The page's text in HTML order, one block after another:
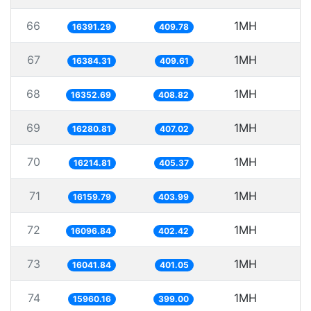
66 16391.29 409.78 1MH
67 16384.31 409.61 1MH
68 16352.69 408.82 1MH
69 16280.81 407.02 1MH
70 16214.81 405.37 1MH
71 16159.79 403.99 1MH
72 16096.84 402.42 1MH
73 16041.84 401.05 1MH
74 15960.16 399.00 1MH